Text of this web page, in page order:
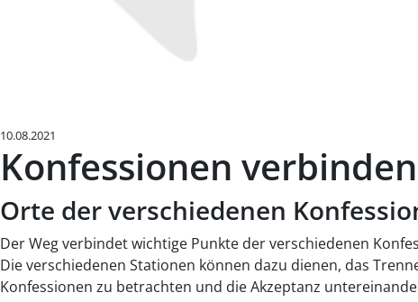
10.08.2021
Konfessionen verbinden
Orte der verschiedenen
Der Weg verbindet wichtige Punkte der verschiedenen
Die verschiedenen Stationen können dazu dienen, das
Konfessionen zu betrachten und die Akzeptanz